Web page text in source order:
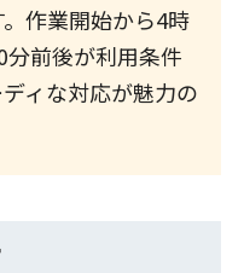
作業開始から4時
前後が利用条件
ィな対応が魅力の